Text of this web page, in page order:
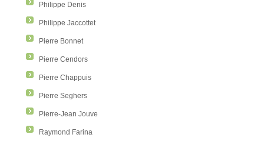
Philippe Denis
Philippe Jaccottet
Pierre Bonnet
Pierre Cendors
Pierre Chappuis
Pierre Seghers
Pierre-Jean Jouve
Raymond Farina